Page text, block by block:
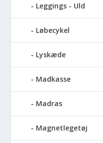
Leggings - Uld
Løbecykel
Lyskæde
Madkasse
Madras
Magnetlegetøj